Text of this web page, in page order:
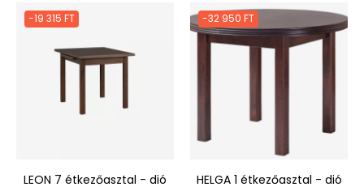
-19 315 FT
LEON 7 étkezőasztal - dió
-32 950 FT
HELGA 1 étkezőasztal - dió